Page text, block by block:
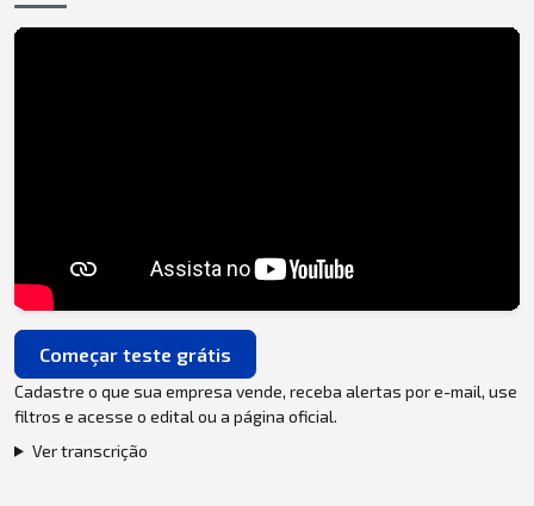
Começar teste grátis
Cadastre o que sua empresa vende, receba alertas por e-mail, use
filtros e acesse o edital ou a página oficial.
Ver transcrição